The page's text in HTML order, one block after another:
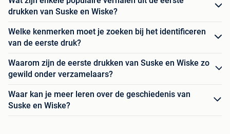
drukken van Suske en Wiske?
Welke kenmerken moet je zoeken bij het identificeren
van de eerste druk?
Waarom zijn de eerste drukken van Suske en Wiske zo
gewild onder verzamelaars?
Waar kan je meer leren over de geschiedenis van
Suske en Wiske?